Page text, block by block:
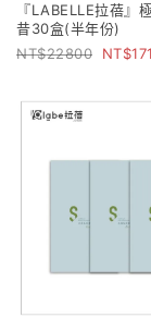
『LABELLE拉蓓』
昔30盒(半年份)
22800